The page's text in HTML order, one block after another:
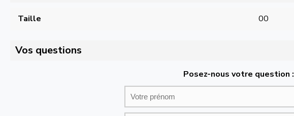
Taille 00
Vos questions
Posez-nous votre question :